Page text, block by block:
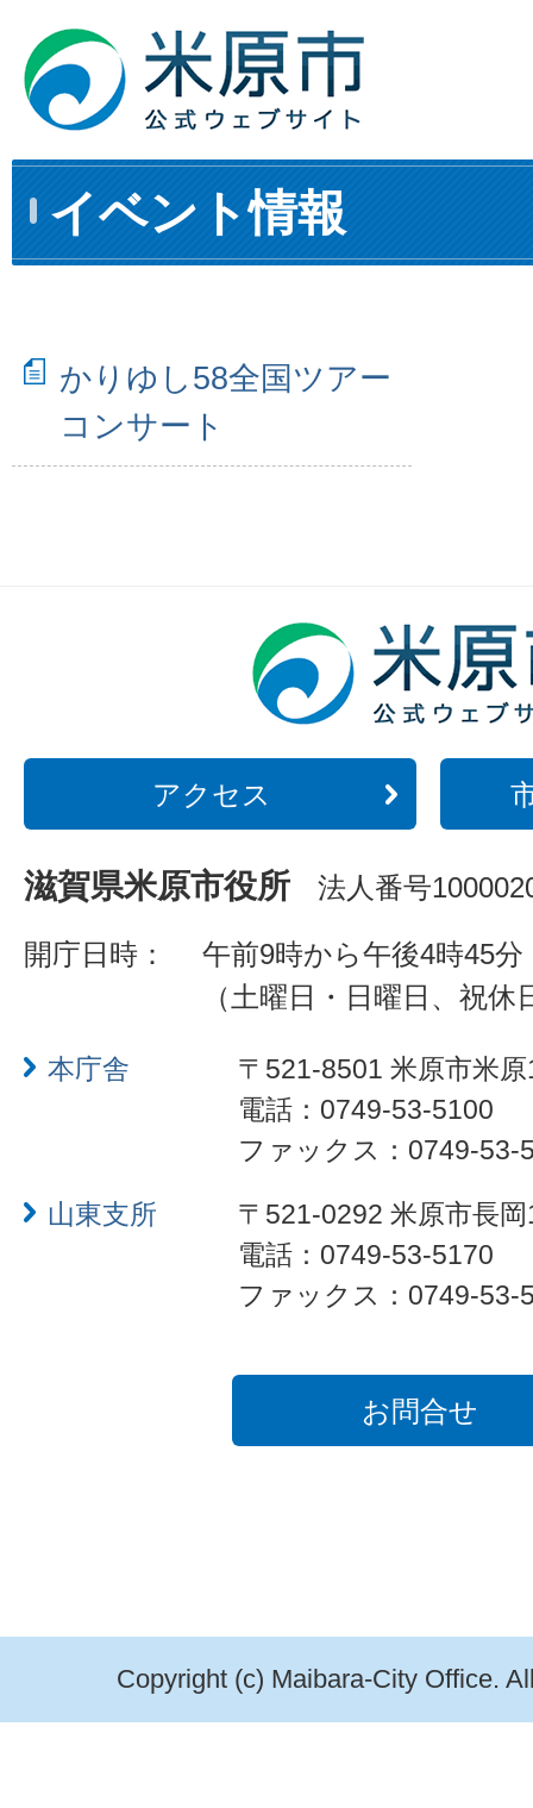
イベント情報
かりゆし58全国ツアー
コンサート
アクセス
滋賀県米原市役所 法人番号
開庁日時：
午前9時から午後4時45分
（土曜日・日曜日、祝
本庁舎
〒521-8501 米原市米
電話：0749-53-5100
ファックス：0749-53-
山東支所
〒521-0292 米原市長
電話：0749-53-5170
ファックス：0749-53-
お問合せ
Copyright (c) Maibara-City Office.